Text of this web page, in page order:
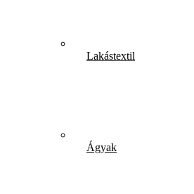
Lakástextil
Ágyak